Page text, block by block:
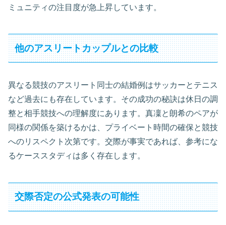
ミュニティの注目度が急上昇しています。
他のアスリートカップルとの比較
異なる競技のアスリート同士の結婚例はサッカーとテニス
など過去にも存在しています。その成功の秘訣は休日の調
整と相手競技への理解度にあります。真凜と朗希のペアが
同様の関係を築けるかは、プライベート時間の確保と競技
へのリスペクト次第です。交際が事実であれば、参考にな
るケーススタディは多く存在します。
交際否定の公式発表の可能性